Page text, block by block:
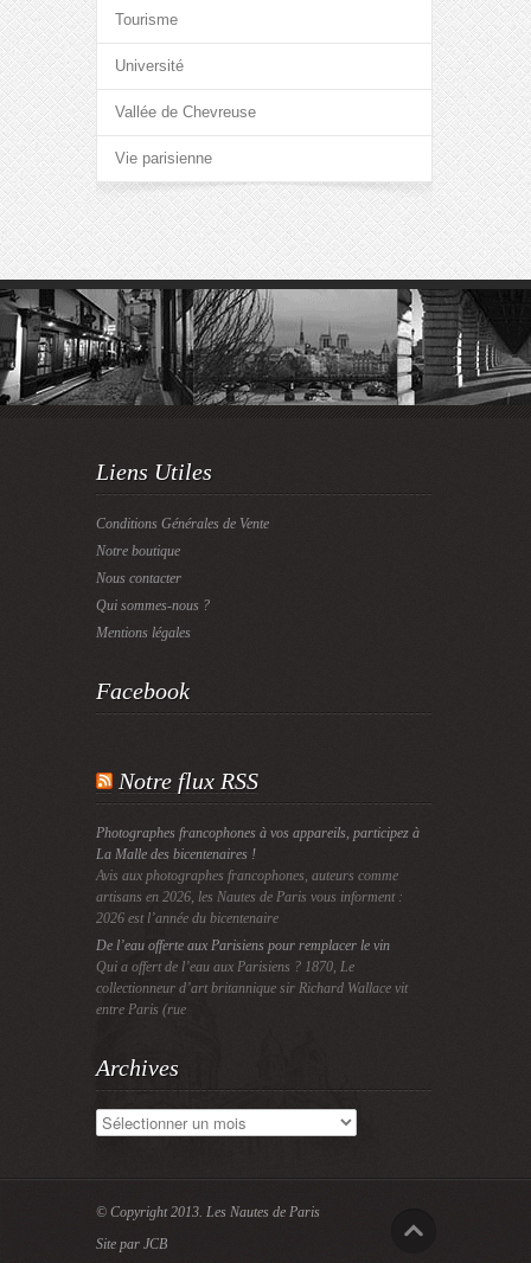
Tourisme
Université
Vallée de Chevreuse
Vie parisienne
Liens Utiles
Conditions Générales de Vente
Notre boutique
Nous contacter
Qui sommes-nous ?
Mentions légales
Facebook
Notre flux RSS
Photographes francophones à vos appareils, participez à
La Malle des bicentenaires !
Avis aux photographes francophones, auteurs comme
artisans en 2026, les Nautes de Paris vous informent :
2026 est l’année du bicentenaire
De l’eau offerte aux Parisiens pour remplacer le vin
Qui a offert de l’eau aux Parisiens ? 1870, Le
collectionneur d’art britannique sir Richard Wallace vit
entre Paris (rue
Archives
Archives
© Copyright 2013. Les Nautes de Paris
Site par JCB